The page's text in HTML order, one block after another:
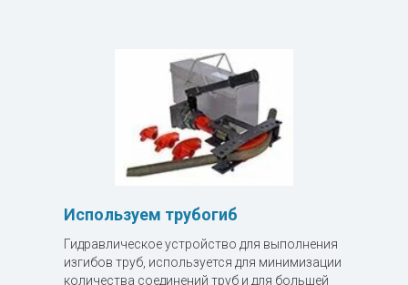
Используем трубогиб
Гидравлическое устройство для выполнения
изгибов труб, используется для минимизации
количества соединений труб и для большей